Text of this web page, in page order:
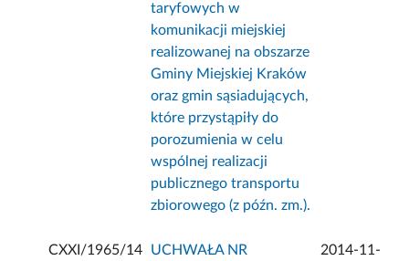
taryfowych w
komunikacji miejskiej
realizowanej na obszarze
Gminy Miejskiej Kraków
oraz gmin sąsiadujących,
które przystąpiły do
porozumienia w celu
wspólnej realizacji
publicznego transportu
zbiorowego (z późn. zm.).
CXXI/1965/14
UCHWAŁA NR
2014-11-